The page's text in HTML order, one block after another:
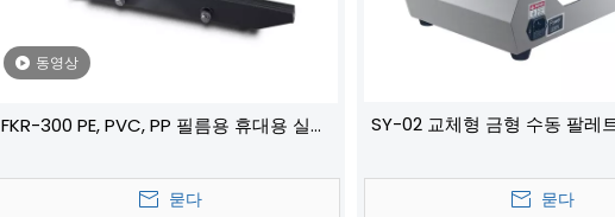
동영상
FKR-300 PE, PVC, PP 필름용 휴대용 실러
묻다
SY-02 교체형 금형 수동 팔레
묻다